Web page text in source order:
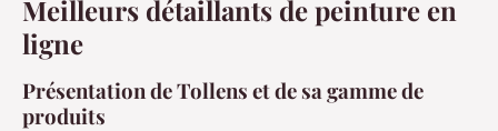
Meilleurs détaillants de peinture en
ligne
Présentation de Tollens et de sa gamme de
produits